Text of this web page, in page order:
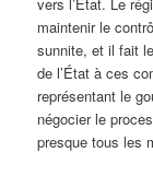
maintenir le
sunnite, et il fait
de l’État à ces
représentant le
négocier le
presque tous les